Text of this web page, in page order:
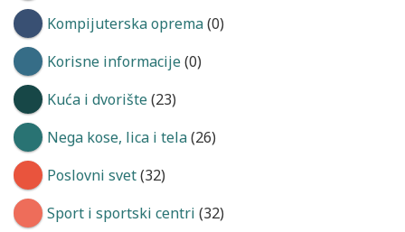
Kompijuterska oprema(0)
Korisne informacije(0)
Kuća i dvorište(23)
Nega kose, lica i tela(26)
Poslovni svet(32)
Sport i sportski centri (32)